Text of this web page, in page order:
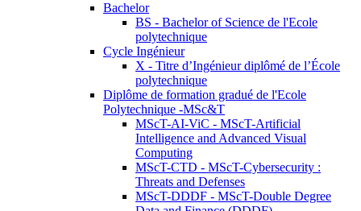
Bachelor
BS - Bachelor of Science de l'Ecole
polytechnique
Cycle Ingénieur
X - Titre d’Ingénieur diplômé de l’École
polytechnique
Diplôme de formation gradué de l'Ecole
Polytechnique -MSc&T
MScT-AI-ViC - MScT-Artificial
Intelligence and Advanced Visual
Computing
MScT-CTD - MScT-Cybersecurity :
Threats and Defenses
MScT-DDDF - MScT-Double Degree